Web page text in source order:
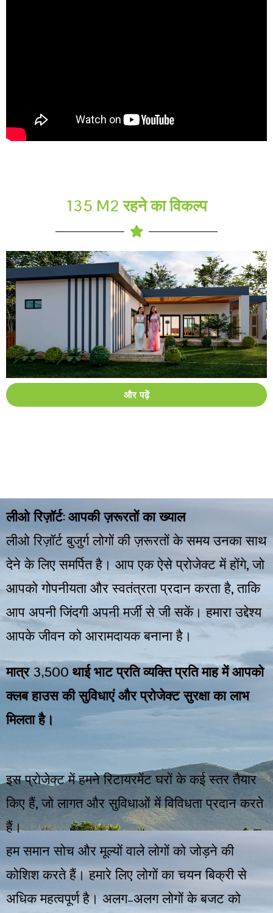
135 M2 रहने का विकल्प
और पढ़ें
लीओ रिज़ॉर्ट: आपकी ज़रूरतों का ख्याल
लीओ रिज़ॉर्ट बुजुर्ग लोगों की ज़रूरतों के समय उनका साथ
देने के लिए समर्पित है। आप एक ऐसे प्रोजेक्ट में होंगे,जो
आपको गोपनीयता और स्वतंत्रता प्रदान करता है,ताकि
आप अपनी जिंदगी अपनी मर्जी से जी सकें। हमारा उद्देश्य
आपके जीवन को आरामदायक बनाना है।
मात्र 3,500 थाई भाट प्रति व्यक्ति प्रति माह में आपको
क्लब हाउस की सुविधाएं और प्रोजेक्ट सुरक्षा का लाभ
मिलता है।
इस प्रोजेक्ट में हमने रिटायरमेंट घरों के कई स्तर तैयार
किए हैं,जो लागत और सुविधाओं में विविधता प्रदान करते
हैं।
हम समान सोच और मूल्यों वाले लोगों को जोड़ने की
कोशिश करते हैं। हमारे लिए लोगों का चयन बिक्री से
अधिक महत्वपूर्ण है। अलग–अलग लोगों के बजट को